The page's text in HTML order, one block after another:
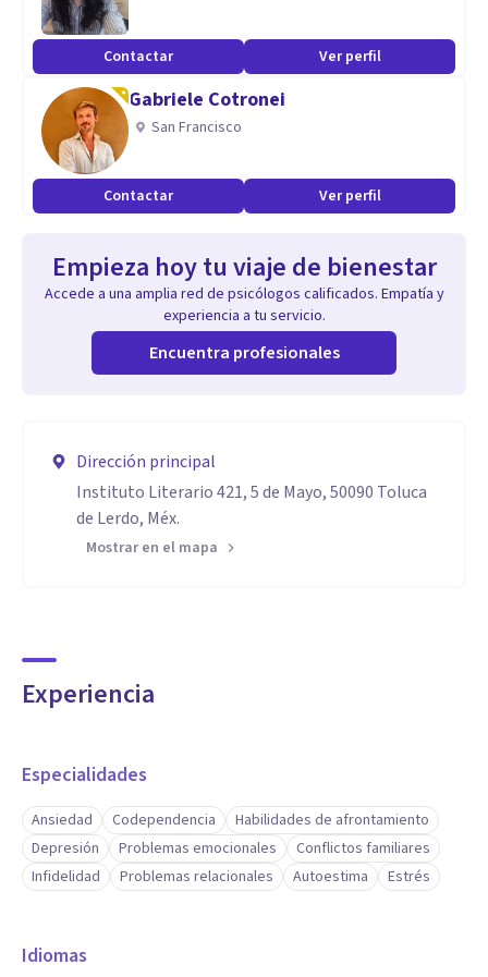
Contactar Ver perfil
Gabriele Cotronei
San Francisco
Contactar Ver perfil
Empieza hoy tu viaje de bienestar
Accede a una amplia red de psicólogos calificados. Empatía y
experiencia a tu servicio.
Encuentra profesionales
Dirección principal
Instituto Literario 421, 5 de Mayo, 50090 Toluca
de Lerdo, Méx.
Mostrar en el mapa
Experiencia
Especialidades
Ansiedad Codependencia
Habilidades de afrontamiento
Depresión
Problemas emocionales
Conflictos familiares
Infidelidad
Problemas relacionales Autoestima Estrés
Idiomas